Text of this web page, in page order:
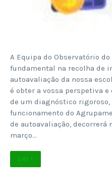
A Equipa do Observatório
fundamental na recolha de
autoavaliação da nossa
é obter a vossa perspetiva
de um diagnóstico
funcionamento do
de autoavaliação, decorrerá
março…
Ler +